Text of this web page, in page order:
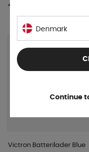
4 426 DKK
Victron Batterilader Blue
Denmark
Continue